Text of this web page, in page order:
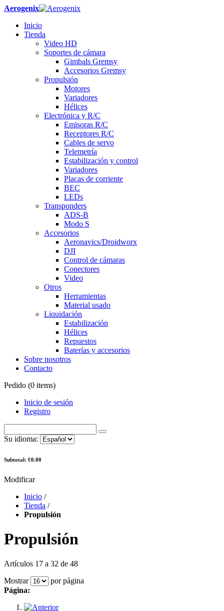
Aerogenix
Inicio
Tienda
Video HD
Soportes de cámara
Gimbals Gremsy
Accesorios Gremsy
Propulsión
Motores
Variadores
Hélices
Electrónica y R/C
Emisoras R/C
Receptores R/C
Cables de servo
Telemetría
Estabilización y control
Variadores
Placas de corriente
BEC
LEDs
Transponders
ADS-B
Modo S
Accesorios
Aeronavics/Droidworx
DJI
Control de cámaras
Conectores
Video
Otros
Herramientas
Material usado
Liquidación
Estabilización
Hélices
Repuestos
Baterías y accesorios
Sobre nosotros
Contacto
Pedido (0 items)
Inicio de sesión
Registro
Su idioma:
Subtotal: €0.00
Modificar
Inicio /
Tienda /
Propulsión
Propulsión
Artículos 17 a 32 de 48
Mostrar
por página
Página: